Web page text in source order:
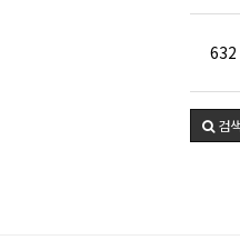
632
검색